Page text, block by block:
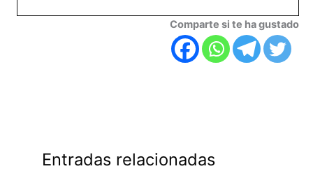
Comparte si te ha gustado
Entradas relacionadas